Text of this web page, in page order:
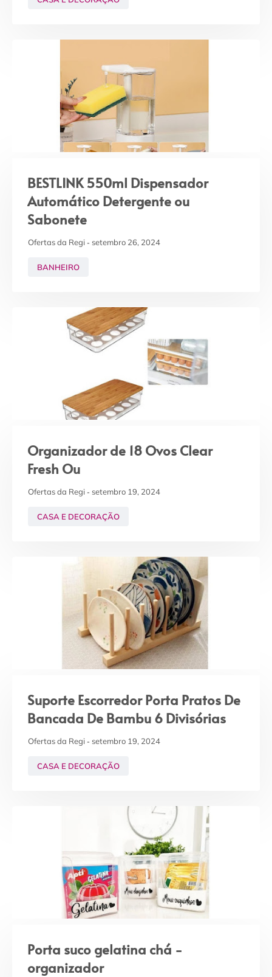
BESTLINK 550ml Dispensador
Automático Detergente ou
Sabonete
Ofertas da Regi setembro 26, 2024
BANHEIRO
Organizador de 18 Ovos Clear
Fresh Ou
Ofertas da Regi setembro 19, 2024
CASA E DECORAÇÃO
Suporte Escorredor Porta Pratos De
Bancada De Bambu 6 Divisórias
Ofertas da Regi setembro 19, 2024
CASA E DECORAÇÃO
Porta suco gelatina chá -
organizador